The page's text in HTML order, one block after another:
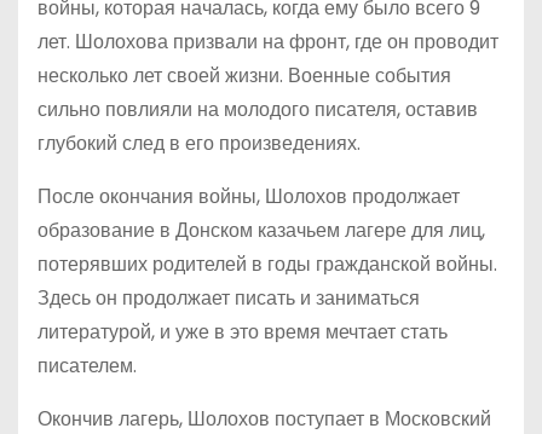
войны, которая началась, когда ему было всего 9
лет. Шолохова призвали на фронт, где он проводит
несколько лет своей жизни. Военные события
сильно повлияли на молодого писателя, оставив
глубокий след в его произведениях.
После окончания войны, Шолохов продолжает
образование в Донском казачьем лагере для лиц,
потерявших родителей в годы гражданской войны.
Здесь он продолжает писать и заниматься
литературой, и уже в это время мечтает стать
писателем.
Окончив лагерь, Шолохов поступает в Московский